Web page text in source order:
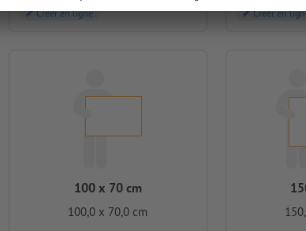
Créer en ligne Créer en
100 x 70 cm
100,0 x 70,0 cm